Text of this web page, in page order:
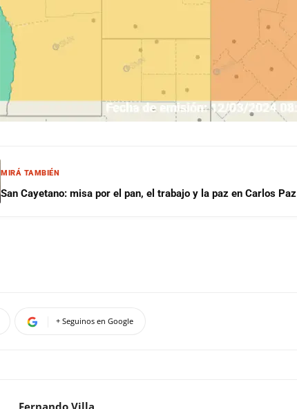
MIRÁ TAMBIÉN
San Cayetano: misa por el pan, el trabajo y la paz en Carlos Paz
+ Seguinos en Google
Fernando Villa